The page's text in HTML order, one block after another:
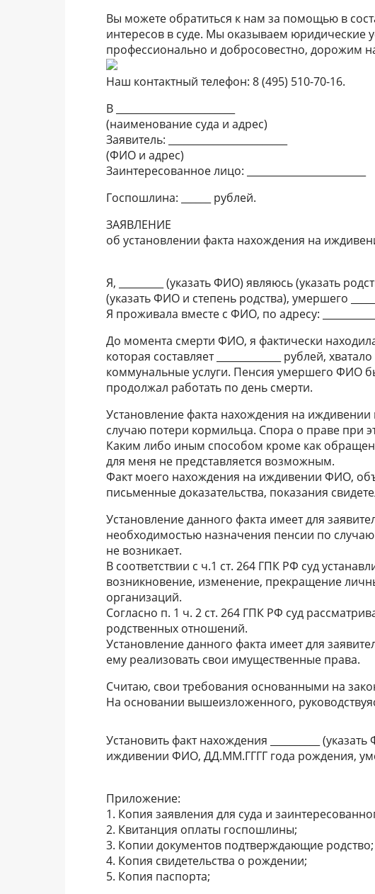
Вы можете обратиться к нам за помощью в
интересов в суде. Мы оказываем юридические
профессионально и добросовестно, дорожим
Наш контактный телефон: 8 (495) 510-70-16.
В ________________________
(наименование суда и адрес)
Заявитель: ________________________
(ФИО и адрес)
Заинтересованное лицо: ________________________
Госпошлина: ______ рублей.
ЗАЯВЛЕНИЕ
об установлении факта нахождения на
Я, _________ (указать ФИО) являюсь (указать
(указать ФИО и степень родства), умершего
Я проживала вместе с ФИО, по адресу:
До момента смерти ФИО, я фактически
которая составляет _____________ рублей,
коммунальные услуги. Пенсия умершего ФИО
продолжал работать по день смерти.
Установление факта нахождения на
случаю потери кормильца. Спора о праве при
Каким либо иным способом кроме как
для меня не представляется возможным.
Факт моего нахождения на иждивении ФИО,
письменные доказательства, показания
Установление данного факта имеет для
необходимостью назначения пенсии по
не возникает.
В соответствии с ч.1 ст. 264 ГПК РФ суд
возникновение, изменение, прекращение
организаций.
Согласно п. 1 ч. 2 ст. 264 ГПК РФ суд
родственных отношений.
Установление данного факта имеет для
ему реализовать свои имущественные права.
Считаю, свои требования основанными на
На основании вышеизложенного,
Установить факт нахождения __________
иждивении ФИО, ДД.ММ.ГГГГ года рождения,
Приложение:
1. Копия заявления для суда и
2. Квитанция оплаты госпошлины;
3. Копии документов подтверждающие родство;
4. Копия свидетельства о рождении;
5. Копия паспорта;